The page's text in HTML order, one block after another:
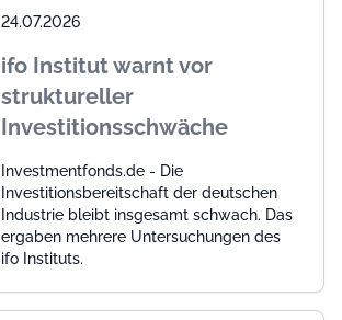
24.07.2026
ifo Institut warnt vor
struktureller
Investitionsschwäche
Investmentfonds.de - Die
Investitionsbereitschaft der deutschen
Industrie bleibt insgesamt schwach. Das
ergaben mehrere Untersuchungen des
ifo Instituts.